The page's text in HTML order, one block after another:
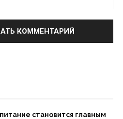
становится главным